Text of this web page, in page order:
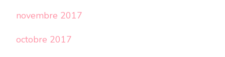
novembre 2017
octobre 2017